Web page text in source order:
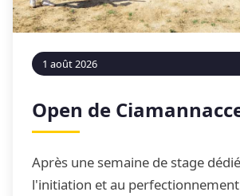
1 août 2026
Open de
Après une semaine de stage
l'initiation et au